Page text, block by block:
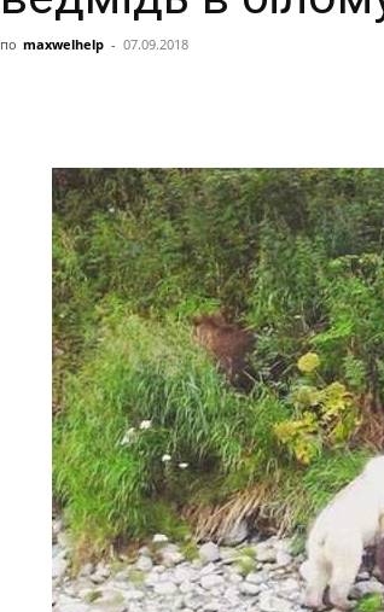
по maxwelhelp - 07.09.2018